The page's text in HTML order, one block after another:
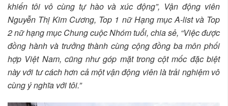
khiến tôi vô cùng tự hào và xúc động”, Vận động viên
Nguyễn Thị Kim Cương, Top 1 nữ Hạng mục A-list và Top
2 nữ hạng mục Chung cuộc Nhóm tuổi, chia sẻ, “Việc được
đồng hành và trưởng thành cùng cộng đồng ba môn phối
hợp Việt Nam, cũng như góp mặt trong cột mốc đặc biệt
này với tư cách hơn cả một vận động viên là trải nghiệm vô
cùng ý nghĩa với tôi.”